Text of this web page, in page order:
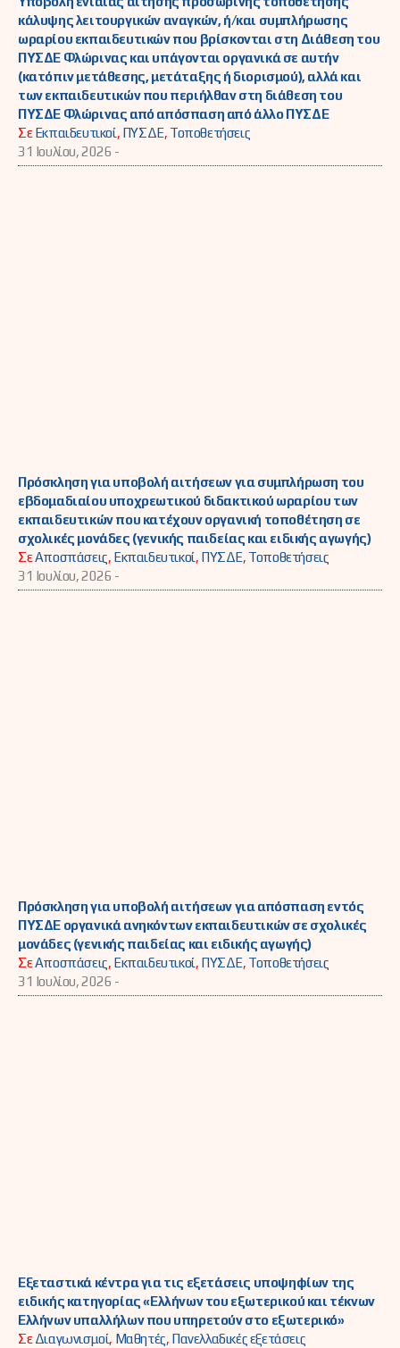
κάλυψης λειτουργικών αναγκών, ή/και συμπλήρωσης
ωραρίου εκπαιδευτικών που βρίσκονται στη Διάθεση του
ΠΥΣΔΕ Φλώρινας και υπάγονται οργανικά σε αυτήν
(κατόπιν μετάθεσης, μετάταξης ή διορισμού), αλλά και
των εκπαιδευτικών που περιήλθαν στη διάθεση του
ΠΥΣΔΕ Φλώρινας από απόσπαση από άλλο ΠΥΣΔΕ
ΣεΕκπαιδευτικοί, ΠΥΣΔΕ, Τοποθετήσεις
31 Ιουλίου, 2026 -
Πρόσκληση για υποβολή αιτήσεων για συμπλήρωση του
εβδομαδιαίου υποχρεωτικού διδακτικού ωραρίου των
εκπαιδευτικών που κατέχουν οργανική τοποθέτηση σε
σχολικές μονάδες (γενικής παιδείας και ειδικής αγωγής)
ΣεΑποσπάσεις, Εκπαιδευτικοί, ΠΥΣΔΕ, Τοποθετήσεις
31 Ιουλίου, 2026 -
Πρόσκληση για υποβολή αιτήσεων για απόσπαση εντός
ΠΥΣΔΕ οργανικά ανηκόντων εκπαιδευτικών σε σχολικές
μονάδες (γενικής παιδείας και ειδικής αγωγής)
ΣεΑποσπάσεις, Εκπαιδευτικοί, ΠΥΣΔΕ, Τοποθετήσεις
31 Ιουλίου, 2026 -
Εξεταστικά κέντρα για τις εξετάσεις υποψηφίων της
ειδικής κατηγορίας «Ελλήνων του εξωτερικού και τέκνων
Ελλήνων υπαλλήλων που υπηρετούν στο εξωτερικό»
ΣεΔιαγωνισμοί, Μαθητές, Πανελλαδικές εξετάσεις